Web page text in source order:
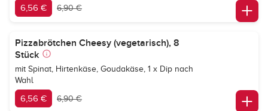
6,56 € 6,90 €
Pizzabrötchen Cheesy (vegetarisch), 8
Stück
mit Spinat, Hirtenkäse, Goudakäse, 1 x Dip nach
Wahl
6,56 € 6,90 €